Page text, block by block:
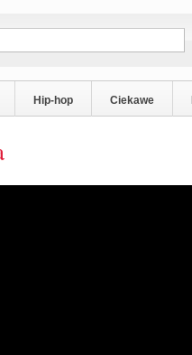
Hip-hop Ciekawe